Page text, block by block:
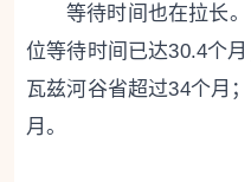
等待时间也在拉长
位等待时间已达30.4个
瓦兹河谷省超过34个月
月。